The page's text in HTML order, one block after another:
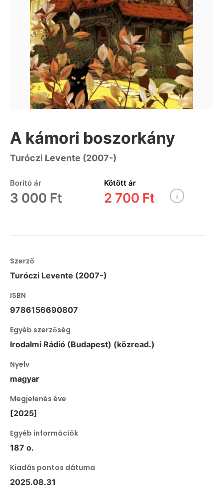
A kámori boszorkány
Turóczi Levente (2007-)
Borító ár
3 000 Ft
Kötött ár
2 700 Ft
Szerző
Turóczi Levente (2007-)
ISBN
9786156690807
Egyéb szerzőség
Irodalmi Rádió (Budapest) (közread.)
Nyelv
magyar
Megjelenés éve
[2025]
Egyéb információk
187 o.
Kiadás pontos dátuma
2025.08.31